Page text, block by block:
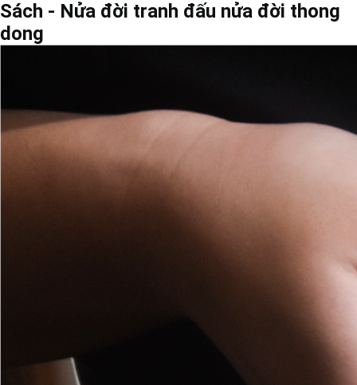
Sách - Nửa đời tranh đấu nửa đời thong
dong